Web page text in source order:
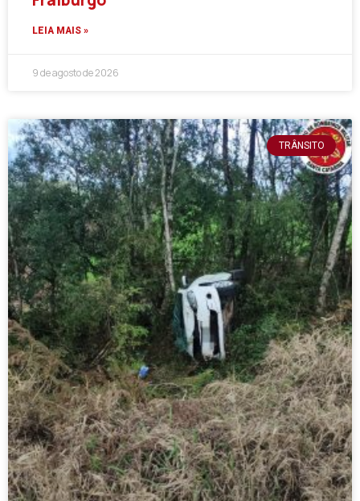
LEIA MAIS »
9 de agosto de 2026
TRÂNSITO